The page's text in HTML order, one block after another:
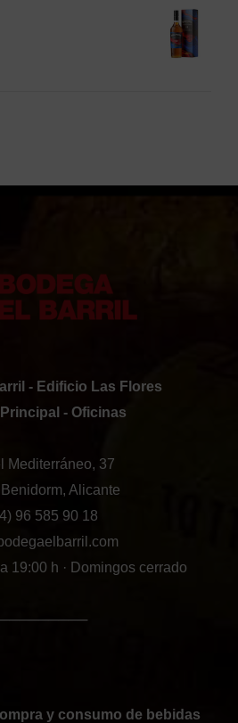
- Edificio Las Flores
- Oficinas
Mediterráneo, 37
Alicante
96 585 90 18
19:00 h · Domingos cerrado
y consumo de bebidas